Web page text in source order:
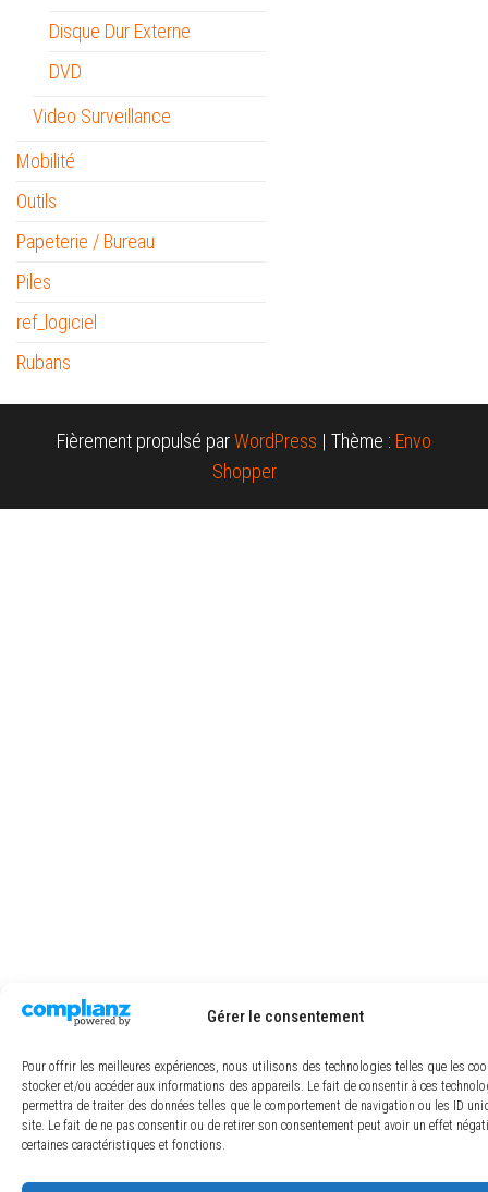
Gérer le consentement
Pour offrir les meilleures expériences, nous utilisons des technologies telles que les
stocker et/ou accéder aux informations des appareils. Le fait de consentir à ces
permettra de traiter des données telles que le comportement de navigation ou les ID
site. Le fait de ne pas consentir ou de retirer son consentement peut avoir un effet
certaines caractéristiques et fonctions.
Disque Dur Externe
DVD
Video Surveillance
Mobilité
Outils
Papeterie / Bureau
Piles
ref_logiciel
Rubans
Fièrement propulsé parWordPress | Thème : Envo
Shopper